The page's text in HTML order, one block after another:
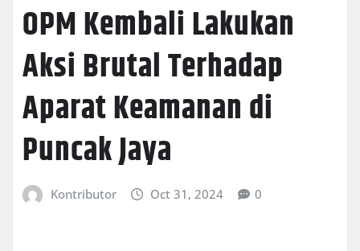
OPM Kembali Lakukan
Aksi Brutal Terhadap
Aparat Keamanan di
Puncak Jaya
Kontributor Oct 31, 2024 0